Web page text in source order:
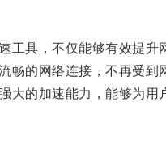
具，不仅能够有效提升
的网络连接，不再受到
的加速能力，能够为用